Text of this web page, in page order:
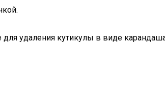
для удаления кутикулы в виде